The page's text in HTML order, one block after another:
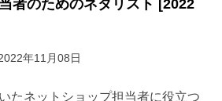
者のためのネタリスト [2022
年11月08日
たネットショップ担当者に役立つ